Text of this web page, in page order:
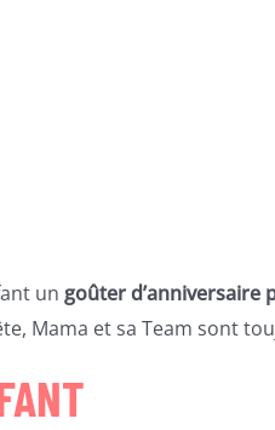
un goûter d’anniversaire
Mama et sa Team sont